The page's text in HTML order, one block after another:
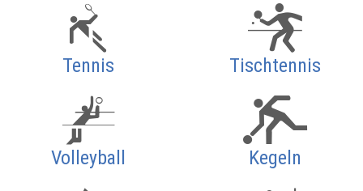
Tennis Tischtennis
Volleyball Kegeln